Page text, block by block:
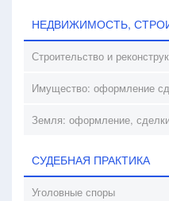
НЕДВИЖИМОСТЬ,
Строительство и
Имущество: оформление
Земля: оформление,
СУДЕБНАЯ ПРАКТИКА
Уголовные споры